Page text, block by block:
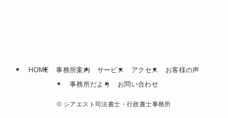
テ
HOME 事務所案内 サービス アクセス
お客様の声
事務所だより
お問い合わせ
© シアエスト司法書士・行政書士事務所